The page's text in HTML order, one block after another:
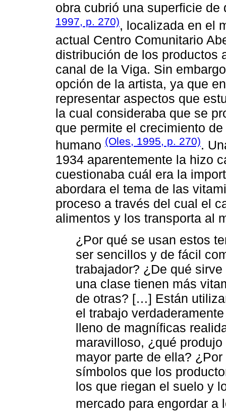
obra cubrió una superficie
1997, p. 270), localizada en el
actual Centro Comunitario
distribución de los productos
canal de la Viga. Sin
opción de la artista, ya que
representar aspectos que
la cual consideraba que se
que permite el crecimiento
humano (Oles, 1995, p. 270).
1934 aparentemente la hizo
cuestionaba cuál era la
abordara el tema de las
proceso a través del cual el
alimentos y los transporta al
¿Por qué se usan estos
ser sencillos y de fácil
trabajador? ¿De qué
una clase tienen más
de otras? […] Están
el trabajo
lleno de magníficas
maravilloso, ¿qué
mayor parte de ella?
símbolos que los
los que riegan el suelo y
mercado para engordar a